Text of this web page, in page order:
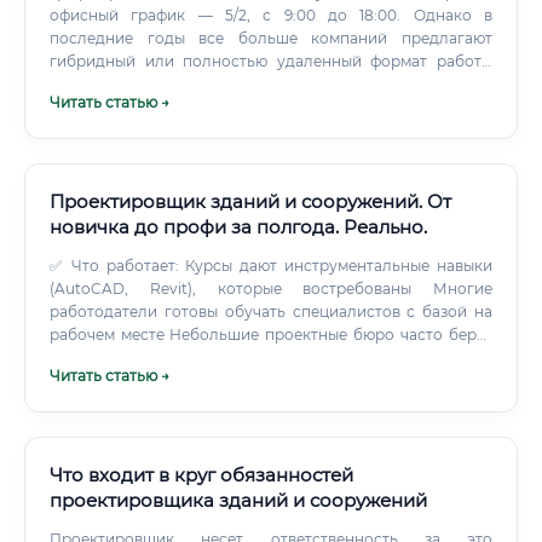
офисный график — 5/2, с 9:00 до 18:00. Однако в
последние годы все больше компаний предлагают
гибридный или полностью удаленный формат работы
Читать статью →
Проектировщик зданий и сооружений. От
новичка до профи за полгода. Реально.
✅ Что работает: Курсы дают инструментальные навыки
(AutoCAD, Revit), которые востребованы Многие
работодатели готовы обучать специалистов с базой на
рабочем месте Небольшие проектные бюро часто берут
стажёра ⚠️ Что нужно учитывать: Без понимания
предпочитают кандидатов с профильным образованием
Для должности ГИПа и выше диплом профильного вуза
Читать статью →
Что входит в круг обязанностей
проектировщика зданий и сооружений